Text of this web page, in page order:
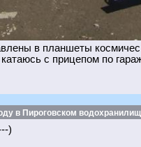
в планшеты
с прицепом по
в Пироговском
)